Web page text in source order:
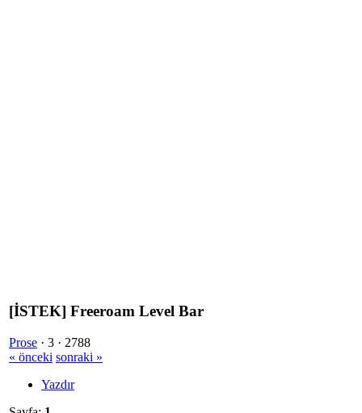
[İSTEK] Freeroam Level Bar
Prose · 3 · 2788
« önceki sonraki »
Yazdır